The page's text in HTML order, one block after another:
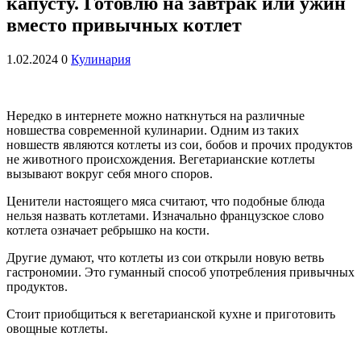
вместо привычных котлет
1.02.2024 0 Кулинария
Нередко в интернете можно наткнуться на различные
новшества современной кулинарии. Одним из таких
новшеств являются котлеты из сои, бобов и прочих продуктов
не животного происхождения. Вегетарианские котлеты
вызывают вокруг себя много споров.
Ценители настоящего мяса считают, что подобные блюда
нельзя назвать котлетами. Изначально французское слово
котлета означает ребрышко на кости.
Другие думают, что котлеты из сои открыли новую ветвь
гастрономии. Это гуманный способ употребления привычных
продуктов.
Стоит приобщиться к вегетарианской кухне и приготовить
овощные котлеты.